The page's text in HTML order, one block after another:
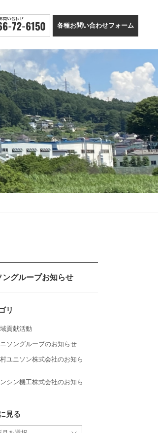
各種お問い合わせフォーム
ングループお知らせ
リ
貢献活動
ソングループのお知らせ
ユニソン株式会社のお知ら
シン機工株式会社のお知ら
見る